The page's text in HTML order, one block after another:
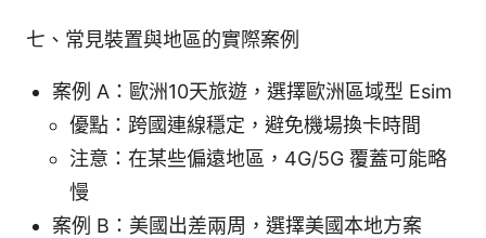
七、常見裝置與地區的實際案例
案例 A：歐洲10天旅遊，選擇歐洲區域型 Esim
優點：跨國連線穩定，避免機場換卡時間
注意：在某些偏遠地區，4G/5G 覆蓋可能略
慢
案例 B：美國出差兩周，選擇美國本地方案